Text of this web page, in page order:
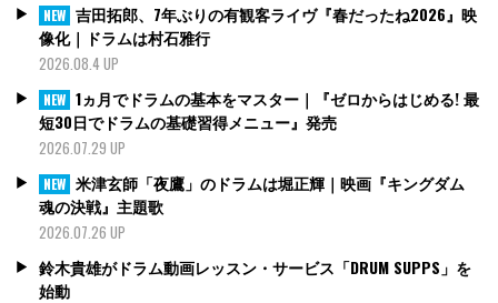
NEW 吉田拓郎、7年ぶりの有観客ライヴ『春だったね2026』映
像化｜ドラムは村石雅行
2026.08.4 UP
NEW 1ヵ月でドラムの基本をマスター｜『ゼロからはじめる! 最
短30日でドラムの基礎習得メニュー』発売
2026.07.29 UP
NEW 米津玄師「夜鷹」のドラムは堀正輝｜映画『キングダム
魂の決戦』主題歌
2026.07.26 UP
鈴木貴雄がドラム動画レッスン・サービス「DRUM SUPPS」を
始動